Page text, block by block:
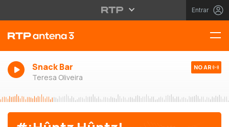
Entrar
Snack Bar
Teresa Oliveira
NO AR